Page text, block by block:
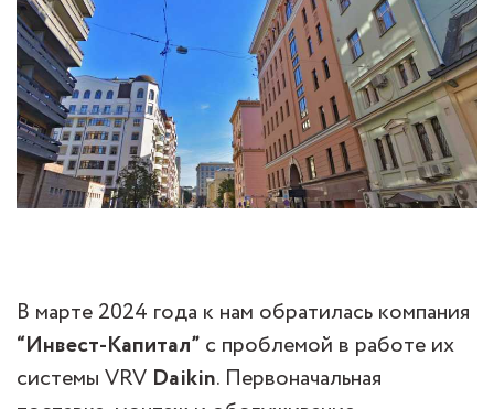
В марте 2024 года к нам обратилась компания
“Инвест-Капитал” с проблемой в работе их
системы VRV Daikin. Первоначальная